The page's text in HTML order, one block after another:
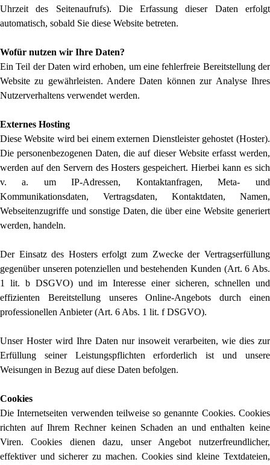
Uhrzeit des Seitenaufrufs). Die Erfassung dieser Daten erfolgt
automatisch, sobald Sie diese Website betreten.
Wofür nutzen wir Ihre Daten?
Ein Teil der Daten wird erhoben, um eine fehlerfreie Bereitstellung der
Website zu gewährleisten. Andere Daten können zur Analyse Ihres
Nutzerverhaltens verwendet werden.
Externes Hosting
Diese Website wird bei einem externen Dienstleister gehostet (Hoster).
Die personenbezogenen Daten, die auf dieser Website erfasst werden,
werden auf den Servern des Hosters gespeichert. Hierbei kann es sich
v. a. um IP-Adressen, Kontaktanfragen, Meta- und
Kommunikationsdaten, Vertragsdaten, Kontaktdaten, Namen,
Webseitenzugriffe und sonstige Daten, die über eine Website generiert
werden, handeln.
Der Einsatz des Hosters erfolgt zum Zwecke der Vertragserfüllung
gegenüber unseren potenziellen und bestehenden Kunden (Art. 6 Abs.
1 lit. b DSGVO) und im Interesse einer sicheren, schnellen und
effizienten Bereitstellung unseres Online-Angebots durch einen
professionellen Anbieter (Art. 6 Abs. 1 lit. f DSGVO).
Unser Hoster wird Ihre Daten nur insoweit verarbeiten, wie dies zur
Erfüllung seiner Leistungspflichten erforderlich ist und unsere
Weisungen in Bezug auf diese Daten befolgen.
Cookies
Die Internetseiten verwenden teilweise so genannte Cookies. Cookies
richten auf Ihrem Rechner keinen Schaden an und enthalten keine
Viren. Cookies dienen dazu, unser Angebot nutzerfreundlicher,
effektiver und sicherer zu machen. Cookies sind kleine Textdateien,